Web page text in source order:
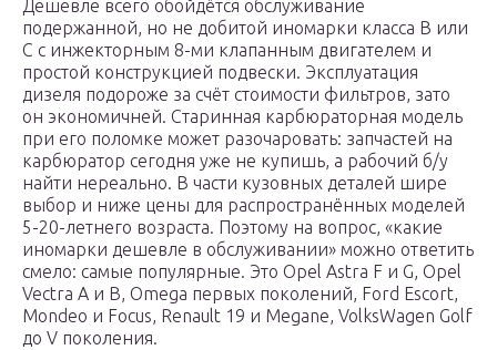
Дешевле всего обойдётся обслуживание
подержанной, но не добитой иномарки класса B или
C с инжекторным 8-ми клапанным двигателем и
простой конструкцией подвески. Эксплуатация
дизеля подороже за счёт стоимости фильтров, зато
он экономичней. Старинная карбюраторная модель
при его поломке может разочаровать: запчастей на
карбюратор сегодня уже не купишь, а рабочий б/у
найти нереально. В части кузовных деталей шире
выбор и ниже цены для распространённых моделей
5-20-летнего возраста. Поэтому на вопрос, «какие
иномарки дешевле в обслуживании» можно ответить
смело: самые популярные. Это Opel Astra F и G, Opel
Vectra A и B, Omega первых поколений, Ford Escort,
Mondeo и Focus, Renault 19 и Megane, VolksWagen Golf
до V поколения.